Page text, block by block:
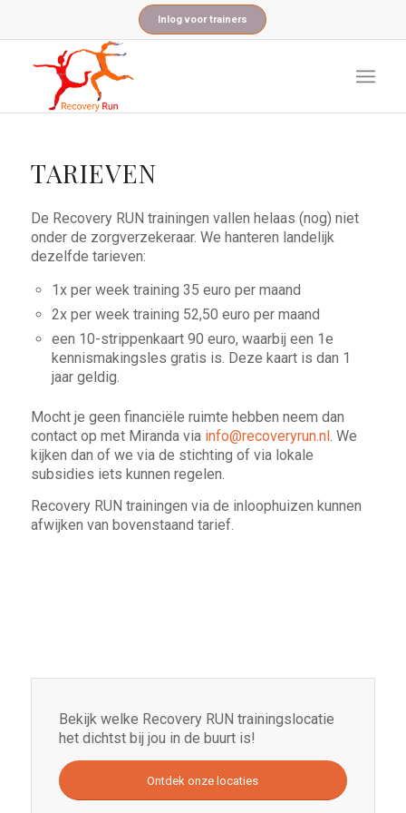
Inlog voor trainers
TARIEVEN
De Recovery RUN trainingen vallen helaas (nog) niet
onder de zorgverzekeraar. We hanteren landelijk
dezelfde tarieven:
1x per week training 35 euro per maand
2x per week training 52,50 euro per maand
een 10-strippenkaart 90 euro, waarbij een 1e
kennismakingsles gratis is. Deze kaart is dan 1
jaar geldig.
Mocht je geen financiële ruimte hebben neem dan
contact op met Miranda via info@recoveryrun.nl . We
kijken dan of we via de stichting of via lokale
subsidies iets kunnen regelen.
Recovery RUN trainingen via de inloophuizen kunnen
afwijken van bovenstaand tarief.
Bekijk welke Recovery RUN trainingslocatie
het dichtst bij jou in de buurt is!
Ontdek onze locaties